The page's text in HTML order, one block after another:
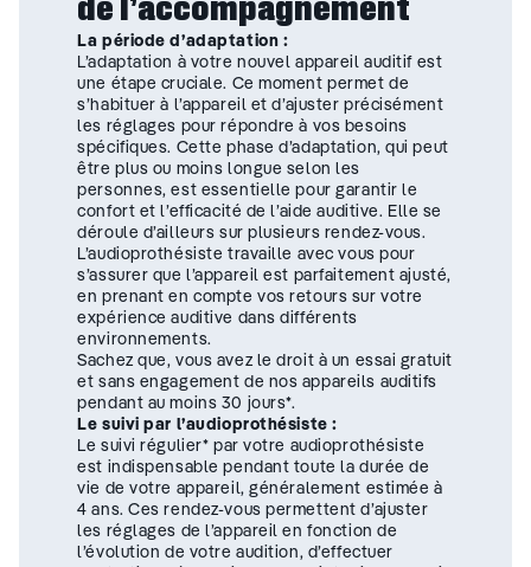
de l’accompagnement
La période d’adaptation :
L’adaptation à votre nouvel appareil auditif est
une étape cruciale. Ce moment permet de
s’habituer à l’appareil et d’ajuster précisément
les réglages pour répondre à vos besoins
spécifiques. Cette phase d’adaptation, qui peut
être plus ou moins longue selon les
personnes, est essentielle pour garantir le
confort et l’efficacité de l’aide auditive. Elle se
déroule d’ailleurs sur plusieurs rendez-vous.
L’audioprothésiste travaille avec vous pour
s’assurer que l’appareil est parfaitement ajusté,
en prenant en compte vos retours sur votre
expérience auditive dans différents
environnements.
Sachez que, vous avez le droit à un essai gratuit
et sans engagement de nos appareils auditifs
pendant au moins 30 jours*.
Le suivi par l’audioprothésiste :
Le suivi régulier* par votre audioprothésiste
est indispensable pendant toute la durée de
vie de votre appareil, généralement estimée à
4 ans. Ces rendez-vous permettent d’ajuster
les réglages de l’appareil en fonction de
l’évolution de votre audition, d’effectuer